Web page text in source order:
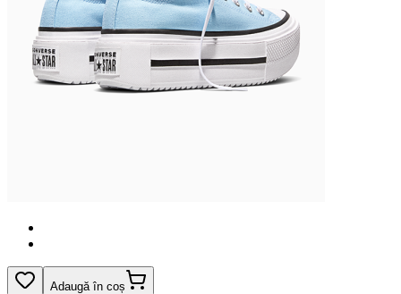
Adaugă în coș